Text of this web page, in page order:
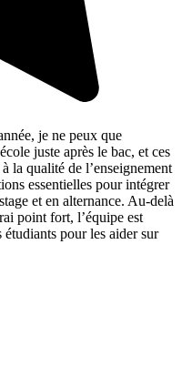
je ne peux que
juste après le bac, et ces
la qualité de l’enseignement
essentielles pour intégrer
et en alternance. Au-delà
point fort, l’équipe est
étudiants pour les aider sur